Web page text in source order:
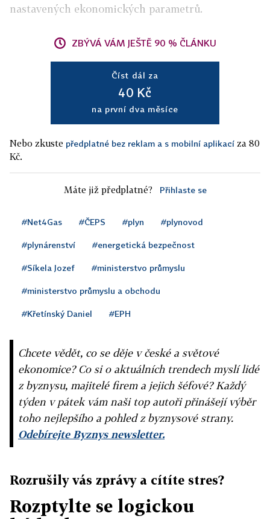
nastavených ekonomických parametrů.
ZBÝVÁ VÁM JEŠTĚ 90 % ČLÁNKU
Číst dál za
40 Kč
na první dva měsíce
Nebo zkuste předplatné bez reklam a s mobilní aplikací za 80
Kč.
Máte již předplatné? Přihlaste se
#Net4Gas #ČEPS #plyn #plynovod
#plynárenství #energetická bezpečnost
#Síkela Jozef #ministerstvo průmyslu
#ministerstvo průmyslu a obchodu
#Křetínský Daniel #EPH
Chcete vědět, co se děje v české a světové
ekonomice? Co si o aktuálních trendech myslí lidé
z byznysu, majitelé firem a jejich šéfové? Každý
týden v pátek vám naši top autoři přinášejí výběr
toho nejlepšího a pohled z byznysové strany.
Odebírejte Byznys newsletter.
Rozrušily vás zprávy a cítíte stres?
Rozptylte se logickou